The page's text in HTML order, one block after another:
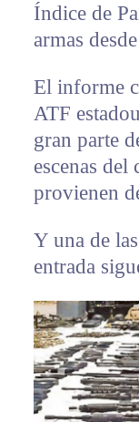
Índice de
armas
El informe
ATF
gran parte
escenas
provienen
Y una de
entrada